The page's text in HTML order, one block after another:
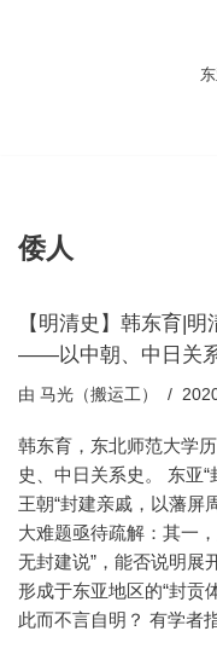
倭人
【明清史】韩东育|
——以中朝、中日关
由 马光（搬运工）
韩东育，东北师范大学
史、中日关系史。 东亚“
王朝“封建亲戚，以藩屏
大难题亟待疏解：其一
无封建说”，能否说明展
形成于东亚地区的“封贡
此而不言自明？ 有学者